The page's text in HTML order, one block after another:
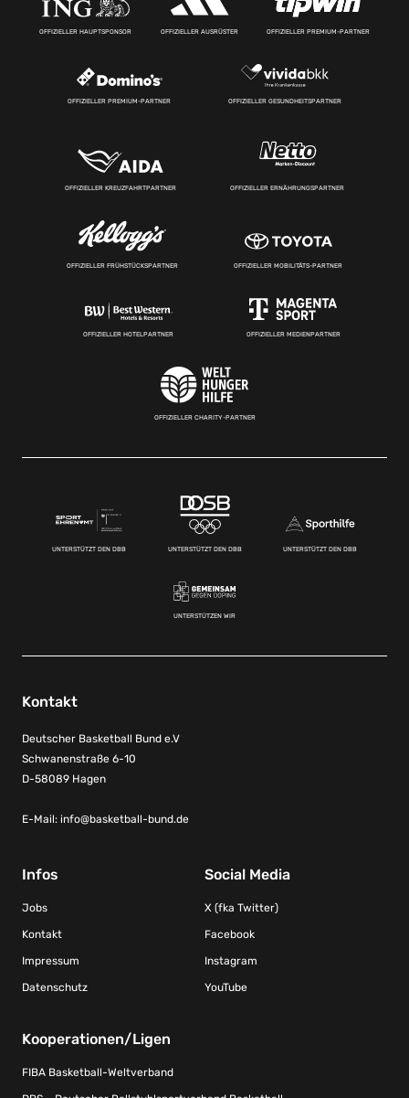
OFFIZIELLER HAUPTSPONSOR OFFIZIELLER AUSRÜSTER OFFIZIELLER PREMIUM-PARTNER
OFFIZIELLER PREMIUM-PARTNER OFFIZIELLER GESUNDHEITSPARTNER
OFFIZIELLER KREUZFAHRTPARTNER OFFIZIELLER ERNÄHRUNGSPARTNER
OFFIZIELLER FRÜHSTÜCKSPARTNER OFFIZIELLER MOBILITÄTS-PARTNER
OFFIZIELLER HOTELPARTNER OFFIZIELLER MEDIENPARTNER
OFFIZIELLER CHARITY-PARTNER
UNTERSTÜTZT DEN DBB UNTERSTÜTZT DEN DBB UNTERSTÜTZT DEN DBB
UNTERSTÜTZEN WIR
Kontakt
Deutscher Basketball Bund e.V
Schwanenstraße 6-10
D-58089 Hagen
E-Mail: info@basketball-bund.de
Infos
Jobs
Kontakt
Impressum
Datenschutz
Social Media
X (fka Twitter)
Facebook
Instagram
YouTube
Kooperationen/Ligen
FIBA Basketball-Weltverband